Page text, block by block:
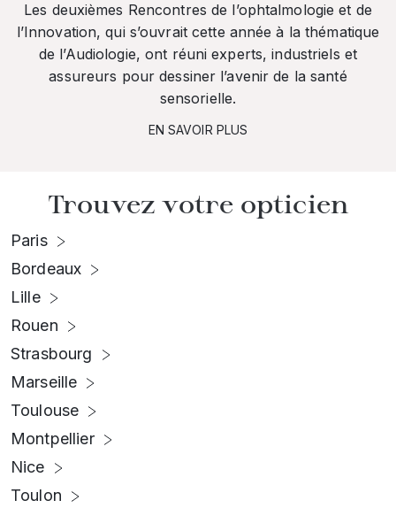
Les deuxièmes Rencontres de l’ophtalmologie et de
l’Innovation, qui s’ouvrait cette année à la thématique
de l’Audiologie, ont réuni experts, industriels et
assureurs pour dessiner l’avenir de la santé
sensorielle.
EN SAVOIR PLUS
Trouvez votre opticien
Paris
Bordeaux
Lille
Rouen
Strasbourg
Marseille
Toulouse
Montpellier
Nice
Toulon